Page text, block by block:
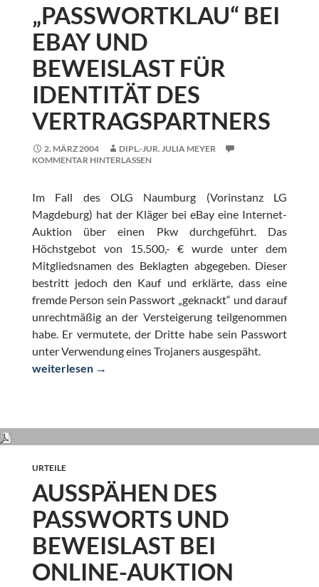
„PASSWORTKLAU“ BEI
EBAY UND
BEWEISLAST FÜR
IDENTITÄT DES
VERTRAGSPARTNERS
2. MÄRZ 2004
DIPL.-JUR. JULIA MEYER
KOMMENTAR HINTERLASSEN
Im Fall des OLG Naumburg (Vorinstanz LG
Magdeburg) hat der Kläger bei eBay eine Internet-
Auktion über einen Pkw durchgeführt. Das
Höchstgebot von 15.500,- € wurde unter dem
Mitgliedsnamen des Beklagten abgegeben. Dieser
bestritt jedoch den Kauf und erklärte, dass eine
fremde Person sein Passwort „geknackt“ und darauf
unrechtmäßig an der Versteigerung teilgenommen
habe. Er vermutete, der Dritte habe sein Passwort
unter Verwendung eines Trojaners ausgespäht.
„Passwortklau“ bei eBay und Beweislast für Identität
weiterlesen →
URTEILE
AUSSPÄHEN DES
PASSWORTS UND
BEWEISLAST BEI
ONLINE-AUKTION